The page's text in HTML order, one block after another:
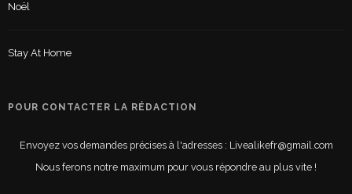
Noël
Stay At Home
POUR CONTACTER LA RÉDACTION
Envoyez vos demandes précises à l'adresses : Livealikefr@gmail.com
Nous ferons notre maximum pour vous répondre au plus vite !